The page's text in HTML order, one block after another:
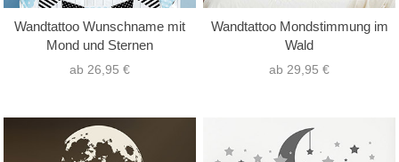
Wandtattoo Wunschname mit
Mond und Sternen
ab 26,95 €
Wandtattoo Mondstimmung im
Wald
ab 29,95 €